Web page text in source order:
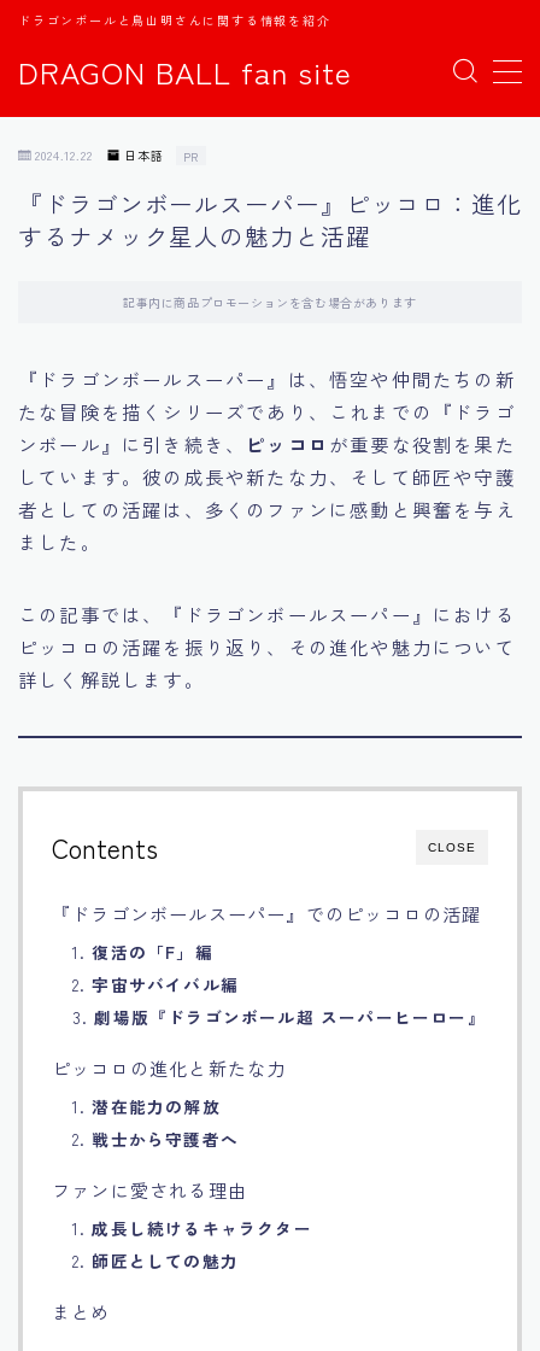
DRAGON BALL fan site
ドラゴンボールと鳥山明さんに関する情報を紹介
MENU
日本語
中文
Español
اللغة العربية
Bahasa Indonesia
2024.12.22 日本語 PR
『ドラゴンボールスーパー』ピッコロ：進化
するナメック星人の魅力と活躍
記事内に商品プロモーションを含む場合があります
『ドラゴンボールスーパー』は、悟空や仲間たちの新
たな冒険を描くシリーズであり、これまでの『ドラゴ
ンボール』に引き続き、
ピッコロ が重要な役割を果た
しています。彼の成長や新たな力、そして師匠や守護
者としての活躍は、多くのファンに感動と興奮を与え
ました。
この記事では、『ドラゴンボールスーパー』における
ピッコロの活躍を振り返り、その進化や魅力について
詳しく解説します。
CLOSE
Contents
『ドラゴンボールスーパー』でのピッコロの活躍
1.復活の「F」編
2.宇宙サバイバル編
3.劇場版『ドラゴンボール超 スーパーヒーロー』
ピッコロの進化と新たな力
1.潜在能力の解放
2.戦士から守護者へ
ファンに愛される理由
1.成長し続けるキャラクター
2. 師匠としての魅力
まとめ